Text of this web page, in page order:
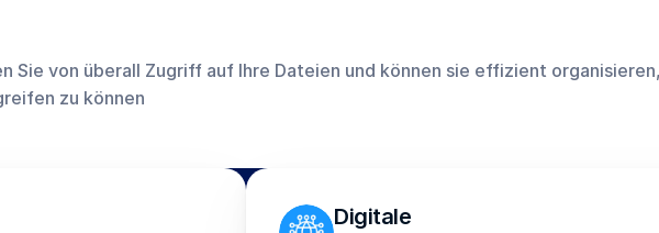
Sie von überall Zugriff auf Ihre Dateien und können sie effizient
zu können
Digitale